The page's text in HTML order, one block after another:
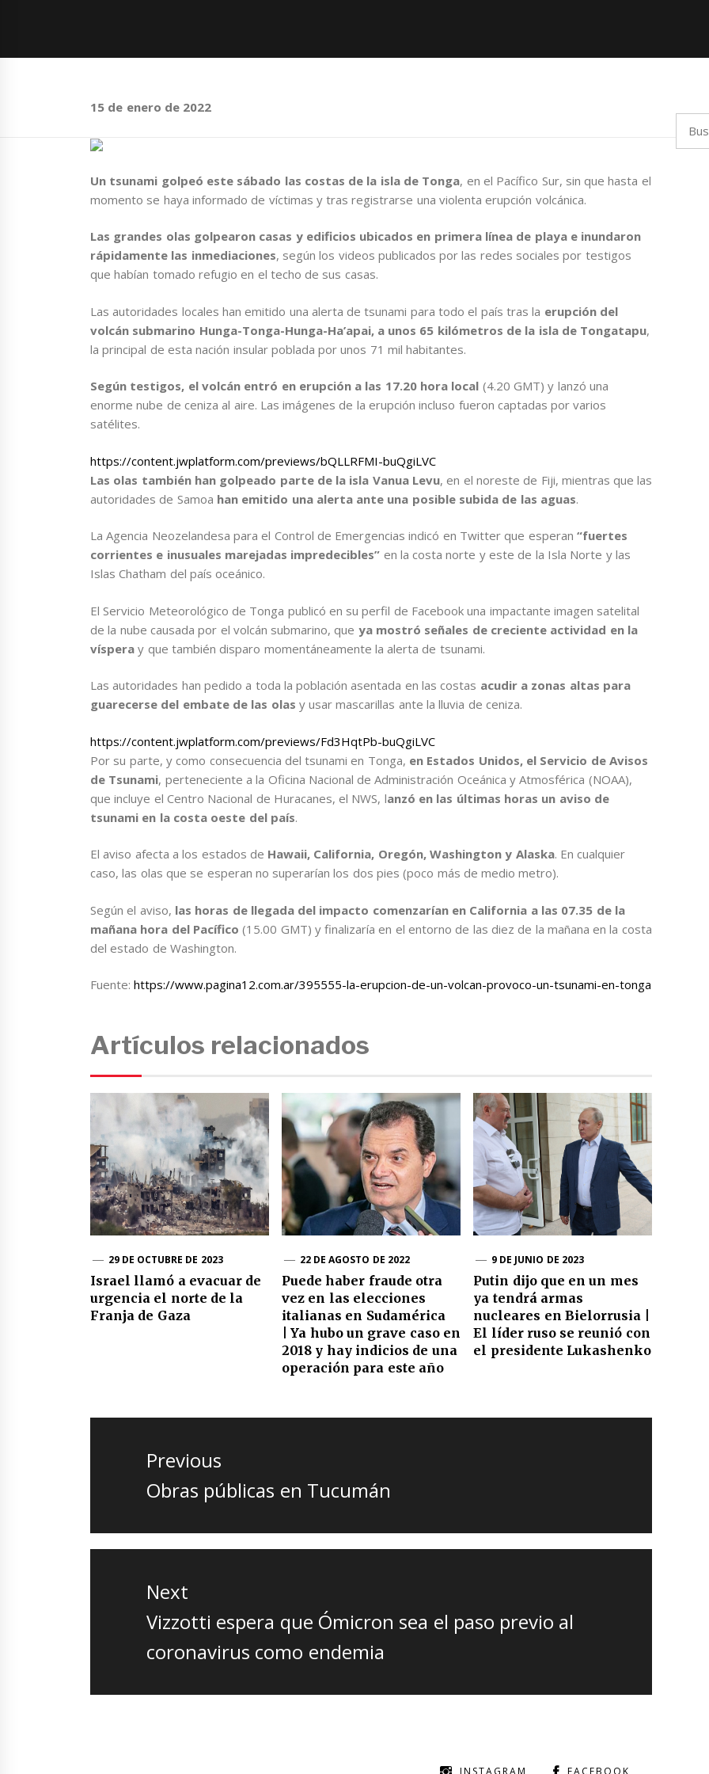
15 de enero de 2022
Un tsunami golpeó este sábado las costas de la isla de Tonga, en el Pacífico Sur, sin que hasta el
momento se haya informado de víctimas y tras registrarse una violenta erupción volcánica.
Las grandes olas golpearon casas y edificios ubicados en primera línea de playa e inundaron
rápidamente las inmediaciones, según los videos publicados por las redes sociales por testigos
que habían tomado refugio en el techo de sus casas.
Las autoridades locales han emitido una alerta de tsunami para todo el país tras la erupción del
volcán submarino Hunga-Tonga-Hunga-Ha’apai, a unos 65 kilómetros de la isla de Tongatapu,
la principal de esta nación insular poblada por unos 71 mil habitantes.
Según testigos, el volcán entró en erupción a las 17.20 hora local (4.20 GMT) y lanzó una
enorme nube de ceniza al aire. Las imágenes de la erupción incluso fueron captadas por varios
satélites.
https://content.jwplatform.com/previews/bQLLRFMI-buQgiLVC
Las olas también han golpeado parte de la isla Vanua Levu, en el noreste de Fiji, mientras que las
autoridades de Samoa han emitido una alerta ante una posible subida de las aguas.
La Agencia Neozelandesa para el Control de Emergencias indicó en Twitter que esperan “fuertes
corrientes e inusuales marejadas impredecibles” en la costa norte y este de la Isla Norte y las
Islas Chatham del país oceánico.
El Servicio Meteorológico de Tonga publicó en su perfil de Facebook una impactante imagen satelital
de la nube causada por el volcán submarino, que ya mostró señales de creciente actividad en la
vísperay que también disparo momentáneamente la alerta de tsunami.
Las autoridades han pedido a toda la población asentada en las costas acudir a zonas altas para
guarecerse del embate de las olas y usar mascarillas ante la lluvia de ceniza.
https://content.jwplatform.com/previews/Fd3HqtPb-buQgiLVC
Por su parte, y como consecuencia del tsunami en Tonga, en Estados Unidos, el Servicio de Avisos
de Tsunami, perteneciente a la Oficina Nacional de Administración Oceánica y Atmosférica (NOAA),
que incluye el Centro Nacional de Huracanes, el NWS, lanzó en las últimas horas un aviso de
tsunami en la costa oeste del país.
El aviso afecta a los estados de Hawaii, California, Oregón, Washington y Alaska. En cualquier
caso, las olas que se esperan no superarían los dos pies (poco más de medio metro).
Según el aviso, las horas de llegada del impacto comenzarían en California a las 07.35 de la
mañana hora del Pacífico (15.00 GMT) y finalizaría en el entorno de las diez de la mañana en la costa
del estado de Washington.
Fuente:https://www.pagina12.com.ar/395555-la-erupcion-de-un-volcan-provoco-un-tsunami-en-tonga
Artículos relacionados
29 DE OCTUBRE DE 2023
Israel llamó a evacuar de
urgencia el norte de la
Franja de Gaza
22 DE AGOSTO DE 2022
Puede haber fraude otra
vez en las elecciones
italianas en Sudamérica
| Ya hubo un grave caso en
2018 y hay indicios de una
operación para este año
9 DE JUNIO DE 2023
Putin dijo que en un mes
ya tendrá armas
nucleares en Bielorrusia |
El líder ruso se reunió con
el presidente Lukashenko
Navegación
entradas
Previous
Previous
Obras públicas en Tucumán
Next
Next
post:
Vizzotti espera que Ómicron sea el paso previo al
coronavirus como endemia